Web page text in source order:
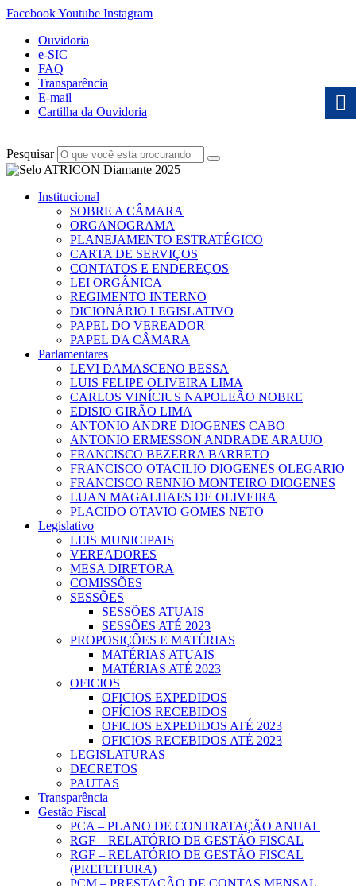
FacebookYoutube Instagram
Ouvidoria
e-SIC
FAQ
Transparência
E-mail
Cartilha da Ouvidoria
Pesquisar
Institucional
SOBRE A CÂMARA
ORGANOGRAMA
PLANEJAMENTO ESTRATÉGICO
CARTA DE SERVIÇOS
CONTATOS E ENDEREÇOS
LEI ORGÂNICA
REGIMENTO INTERNO
DICIONÁRIO LEGISLATIVO
PAPEL DO VEREADOR
PAPEL DA CÂMARA
Parlamentares
LEVI DAMASCENO BESSA
LUIS FELIPE OLIVEIRA LIMA
CARLOS VINÍCIUS NAPOLEÃO NOBRE
EDISIO GIRÃO LIMA
ANTONIO ANDRE DIOGENES CABO
ANTONIO ERMESSON ANDRADE ARAUJO
FRANCISCO BEZERRA BARRETO
FRANCISCO OTACILIO DIOGENES OLEGARIO
FRANCISCO RENNIO MONTEIRO DIOGENES
LUAN MAGALHAES DE OLIVEIRA
PLACIDO OTAVIO GOMES NETO
Legislativo
LEIS MUNICIPAIS
VEREADORES
MESA DIRETORA
COMISSÕES
SESSÕES
SESSÕES ATUAIS
SESSÕES ATÉ 2023
PROPOSIÇÕES E MATÉRIAS
MATÉRIAS ATUAIS
MATÉRIAS ATÉ 2023
OFICIOS
OFICIOS EXPEDIDOS
OFÍCIOS RECEBIDOS
OFICIOS EXPEDIDOS ATÉ 2023
OFICIOS RECEBIDOS ATÉ 2023
LEGISLATURAS
DECRETOS
PAUTAS
Transparência
Gestão Fiscal
PCA – PLANO DE CONTRATAÇÃO ANUAL
RGF – RELATÓRIO DE GESTÃO FISCAL
RGF – RELATÓRIO DE GESTÃO FISCAL
(PREFEITURA)
PCM – PRESTAÇÃO DE CONTAS MENSAL